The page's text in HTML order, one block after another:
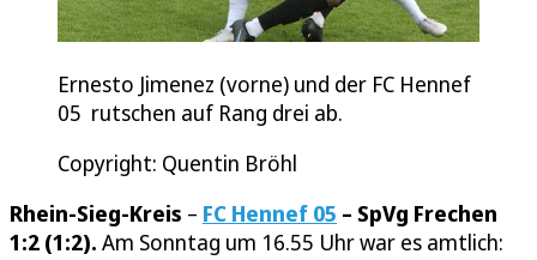
Ernesto Jimenez (vorne) und der FC Hennef
05 rutschen auf Rang drei ab.
Copyright: Quentin Bröhl
Rhein-Sieg-Kreis – FC Hennef 05 – SpVg Frechen
1:2 (1:2). Am Sonntag um 16.55 Uhr war es amtlich: